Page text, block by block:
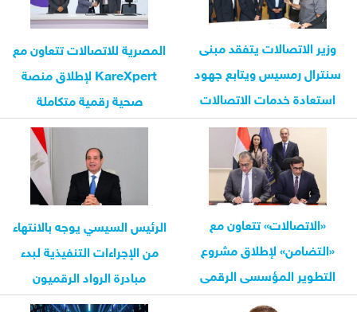
وزير الاتصالات يتفقد مبنى
سنترال رمسيس ويتابع جهود
استعادة خدمات الاتصالات
المتأثرة...
المصرية للاتصالات تتعاون مع
KareXpert لإطلاق منصة
صحية رقمية متكاملة
«الاتصالات» تتعاون مع
«التضامن» لإطلاق مشروع
التطوير المؤسسى الرقمى
للجمعيات والاتحادات الأهلية
الرئيس السيسي يوجه بالانتهاء
من الإجراءات التنفيذية لبدء
مبادرة الرواد الرقميون